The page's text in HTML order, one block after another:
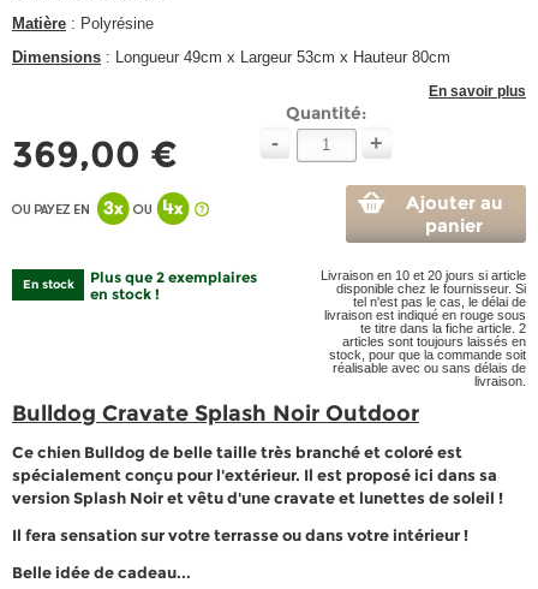
Matière : Polyrésine
Dimensions : Longueur 49cm x Largeur 53cm x Hauteur 80cm
En savoir plus
369,00 €
Quantité:
- +
Ajouter au
panier
En stock
Plus que 2 exemplaires
en stock !
Livraison en 10 et 20 jours si article
disponible chez le fournisseur. Si
tel n'est pas le cas, le délai de
livraison est indiqué en rouge sous
te titre dans la fiche article. 2
articles sont toujours laissés en
stock, pour que la commande soit
réalisable avec ou sans délais de
livraison.
Bulldog Cravate Splash Noir Outdoor
Ce chien Bulldog de belle taille très branché et coloré est
spécialement conçu pour l'extérieur. Il est proposé ici dans sa
version Splash Noir et vêtu d'une cravate et lunettes de soleil !
Il fera sensation sur votre terrasse ou dans votre intérieur !
Belle idée de cadeau...